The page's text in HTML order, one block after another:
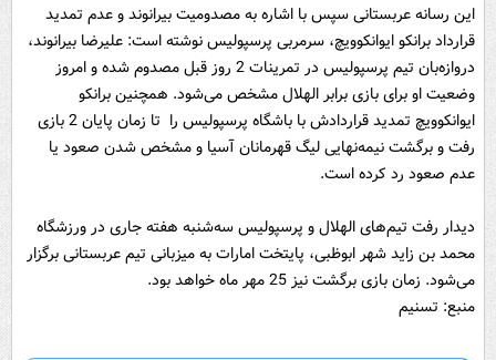
این رسانه عربستانی سپس با اشاره به مصدومیت بیرانوند و عدم تمدید
قرارداد برانکو ایوانکوویچ، سرمربی پرسپولیس نوشته است: علیرضا بیرانوند،
دروازه‌بان تیم پرسپولیس در تمرینات 2 روز قبل مصدوم شده و امروز
وضعیت او برای بازی برابر الهلال مشخص می‌شود. همچنین برانکو
ایوانکوویچ تمدید قراردادش با باشگاه پرسپولیس را تا زمان پایان 2 بازی
رفت و برگشت نیمه‌نهایی لیگ قهرمانان آسیا و مشخص شدن صعود یا
عدم صعود رد کرده است.
دیدار رفت تیم‌های الهلال و پرسپولیس سه‌شنبه هفته جاری در ورزشگاه
محمد بن زاید شهر ابوظبی، پایتخت امارات به میزبانی تیم عربستانی برگزار
می‌شود. زمان بازی برگشت نیز 25 مهر ماه خواهد بود.
منبع: تسنیم